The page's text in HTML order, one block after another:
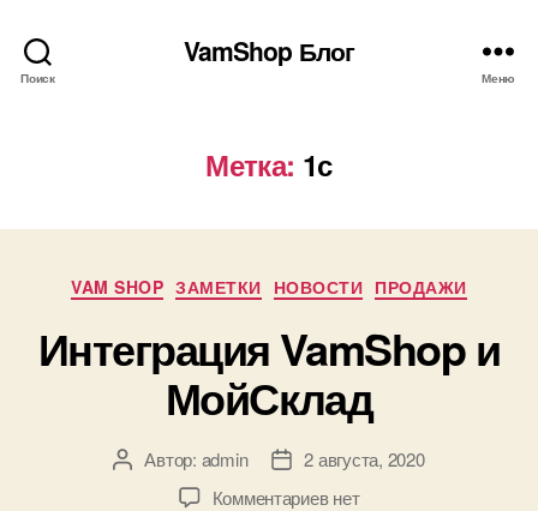
Поиск
VamShop Блог
Меню
Метка: 1с
Рубрики
VAM SHOP ЗАМЕТКИ НОВОСТИ ПРОДАЖИ
Интеграция VamShop и
МойСклад
АвторАвтор: admin
Дата2 августа, 2020
Комментариевк
нет